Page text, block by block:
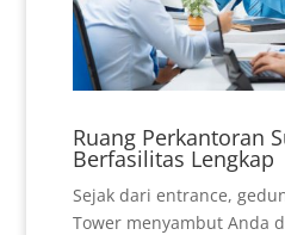
Ruang Perkantoran
Berfasilitas Lengkap
Sejak dari entrance,
Tower menyambut Anda